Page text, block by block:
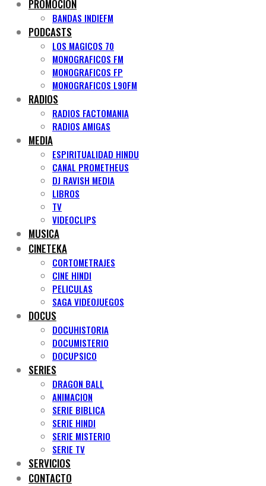
PROMOCION
BANDAS INDIEFM
PODCASTS
LOS MAGICOS 70
MONOGRAFICOS FM
MONOGRAFICOS FP
MONOGRAFICOS L90FM
RADIOS
RADIOS FACTOMANIA
RADIOS AMIGAS
MEDIA
ESPIRITUALIDAD HINDU
CANAL PROMETHEUS
DJ RAVISH MEDIA
LIBROS
TV
VIDEOCLIPS
MUSICA
CINETEKA
CORTOMETRAJES
CINE HINDI
PELICULAS
SAGA VIDEOJUEGOS
DOCUS
DOCUHISTORIA
DOCUMISTERIO
DOCUPSICO
SERIES
DRAGON BALL
ANIMACION
SERIE BIBLICA
SERIE HINDI
SERIE MISTERIO
SERIE TV
SERVICIOS
CONTACTO